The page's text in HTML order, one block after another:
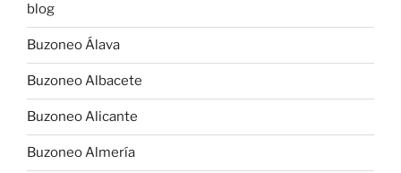
blog
Buzoneo Álava
Buzoneo Albacete
Buzoneo Alicante
Buzoneo Almería